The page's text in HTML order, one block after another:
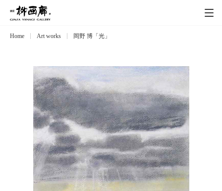
Exhibitions
イベント
Artists 作家
Art works 作品一覧
Catalog カタログ
Home Art works 岡野 博「光」